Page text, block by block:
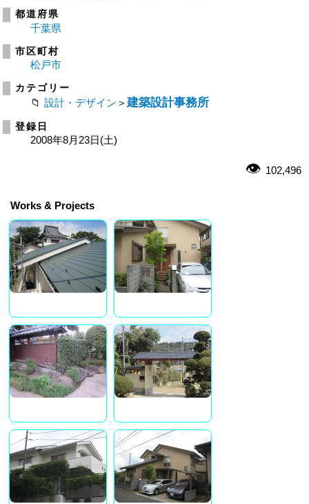
都道府県
千葉県
市区町村
松戸市
カテゴリー
設計・デザイン ＞ 建築設計事務所
登録日
2008年8月23日(土)
102,496
Works & Projects